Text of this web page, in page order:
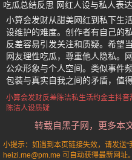
吃瓜总结反思 网红人设与私人表达
小算会发财从甜美网红到私下生
设维护的难度。创作者有自己的
反差容易引发关注和质疑。希望
网友理性吃瓜，尊重他人隐私。
公众形象与个人空间。类似事件
包装与真实自我之间的矛盾，值
小算会发财反差陈洁私生活约金主抖音
陈洁人设质疑
转载自黑子网，更多本
小提示：如遇到本页链接失效，请发送“
heizi.me@pm.me 可自动获得最新网址